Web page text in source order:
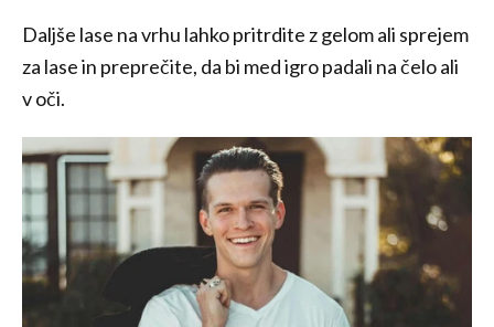
Daljše lase na vrhu lahko pritrdite z gelom ali sprejem
za lase in preprečite, da bi med igro padali na čelo ali
v oči.